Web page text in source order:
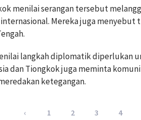
menilai serangan tersebut
Mereka juga
langkah diplomatik diperlukan
dan Tiongkok juga meminta
ketegangan.
‹ 1 2 3 4